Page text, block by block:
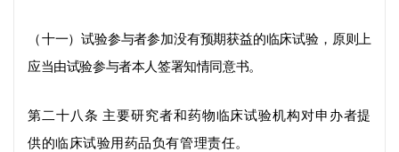
（十一）试验参与者参加没有预期获益的临床试验，原则上
应当由试验参与者本人签署知情同意书。
第二十八条 主要研究者和药物临床试验机构对申办者提
供的临床试验用药品负有管理责任。